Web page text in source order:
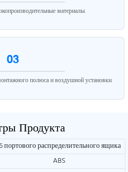
материалы.
03
полюса и воздушной установки.
Продукта
портового распределительного ящика
ABS